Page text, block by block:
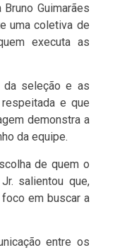
Guimarães
uma coletiva de
executa as
da seleção e as
e que
demonstra a
da equipe.
de quem o
salientou que,
em buscar a
entre os